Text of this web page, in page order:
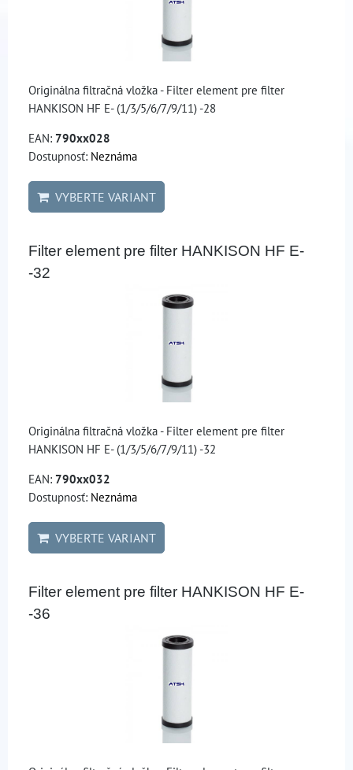
Originálna filtračná vložka - Filter element pre filter
HANKISON HF E- (1/3/5/6/7/9/11) -28
EAN: 790xx028
Dostupnosť: Neznáma
VYBERTE VARIANT
Filter element pre filter HANKISON HF E-
-32
Originálna filtračná vložka - Filter element pre filter
HANKISON HF E- (1/3/5/6/7/9/11) -32
EAN: 790xx032
Dostupnosť: Neznáma
VYBERTE VARIANT
Filter element pre filter HANKISON HF E-
-36